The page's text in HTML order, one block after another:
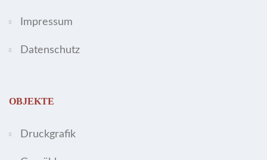
Impressum
Datenschutz
OBJEKTE
Druckgrafik